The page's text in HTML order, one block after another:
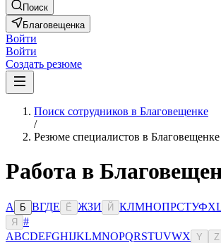
Поиск
Благовещенка
Войти
Войти
Создать резюме
Поиск сотрудников в Благовещенке
/
Резюме специалистов в Благовещенке
Работа в
А Б ВГДЕ Ё ЖЗИ Й КЛМНОПРСТУФХ
Я
#
ABCDEFGHIJKLMNOPQRSTUVWX Y Z